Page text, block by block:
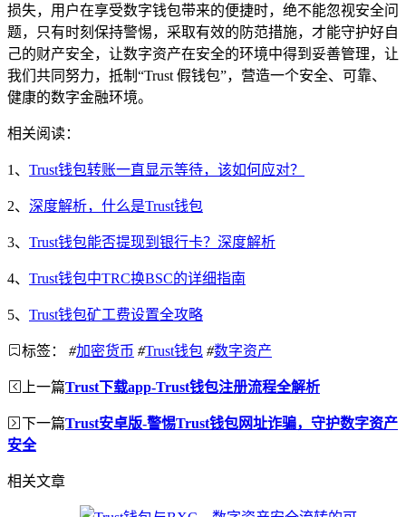
损失，用户在享受数字钱包带来的便捷时，绝不能忽视安全问
题，只有时刻保持警惕，采取有效的防范措施，才能守护好自
己的财产安全，让数字资产在安全的环境中得到妥善管理，让
我们共同努力，抵制“Trust 假钱包”，营造一个安全、可靠、
健康的数字金融环境。
相关阅读：
1、 Trust钱包转账一直显示等待，该如何应对？
2、 深度解析，什么是Trust钱包
3、 Trust钱包能否提现到银行卡？深度解析
4、 Trust钱包中TRC换BSC的详细指南
5、 Trust钱包矿工费设置全攻略
标签： #加密货币 #Trust钱包 #数字资产
上一篇Trust下载app-Trust钱包注册流程全解析
下一篇Trust安卓版-警惕Trust钱包网址诈骗，守护数字资产
安全
相关文章